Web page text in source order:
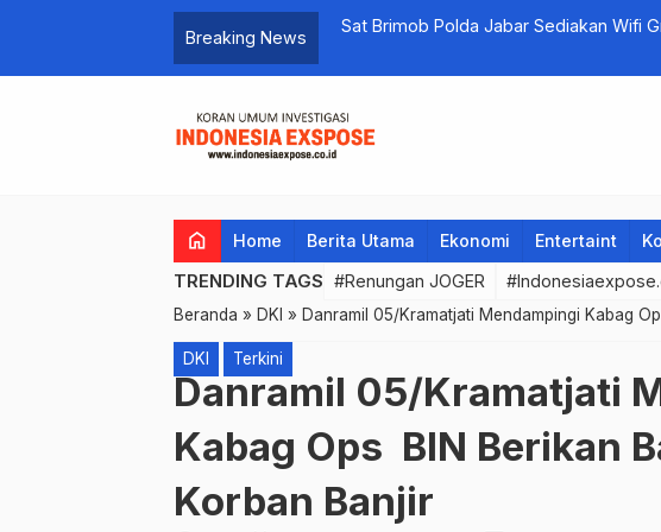
Breaking News
Sat Brimob Polda Jabar Sediakan Wifi
home Home Berita Utama Ekonomi Entertaint
TRENDING TAGS #Renungan JOGER
Beranda » DKI » Danramil 05/Kramatjati Mendampingi Kabag
DKI Terkini
Danramil 05/Kramatjati
Kabag Ops BIN Berikan
Korban Banjir